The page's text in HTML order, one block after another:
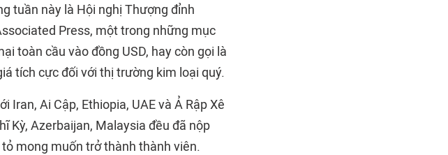
tuần này là Hội nghị Thượng đỉnh
Press, một trong những mục
toàn cầu vào đồng USD, hay còn gọi là
tích cực đối với thị trường kim loại quý.
Iran, Ai Cập, Ethiopia, UAE và Ả Rập Xê
Kỳ, Azerbaijan, Malaysia đều đã nộp
mong muốn trở thành thành viên.